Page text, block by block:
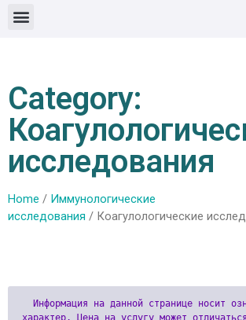
Category:
исследования
Home / Иммунологические
исследования / Коагулологические
Информация на данной странице носит